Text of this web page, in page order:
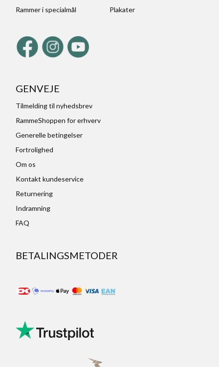
Rammer i specialmål
Plakater
GENVEJE
Tilmelding til nyhedsbrev
RammeShoppen for erhverv
Generelle betingelser
Fortrolighed
Om os
Kontakt kundeservice
Returnering
Indramning
FAQ
BETALINGSMETODER